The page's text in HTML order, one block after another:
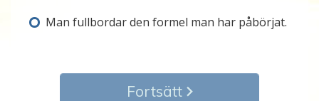
Man fullbordar den formel man har påbörjat.
Fortsätt